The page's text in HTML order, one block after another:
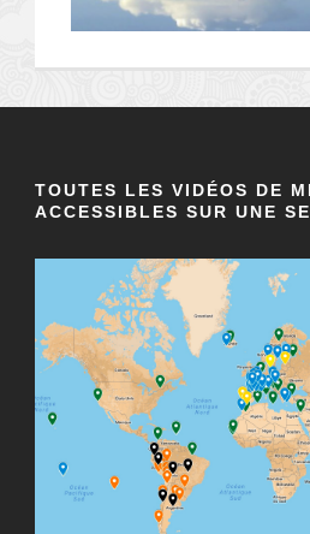
TOUTES LES VIDÉOS DE
ACCESSIBLES SUR UNE